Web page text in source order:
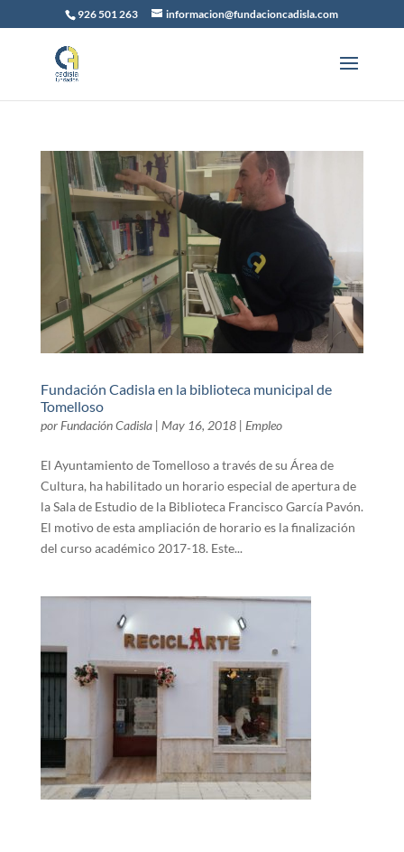
926 501 263 informacion@fundacioncadisla.com
Fundación Cadisla en la biblioteca municipal de
Tomelloso
por Fundación Cadisla| May 16, 2018| Empleo
El Ayuntamiento de Tomelloso a través de su Área de
Cultura, ha habilitado un horario especial de apertura de
la Sala de Estudio de la Biblioteca Francisco García Pavón.
El motivo de esta ampliación de horario es la finalización
del curso académico 2017-18. Este...